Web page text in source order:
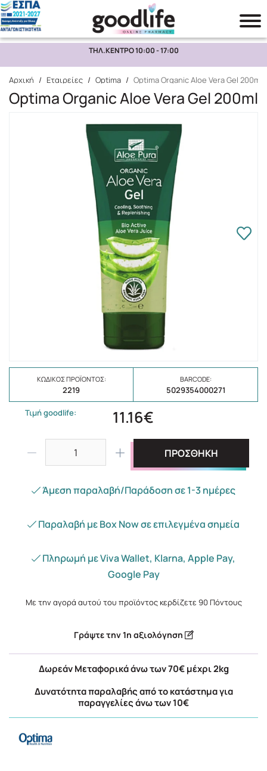
Αναζήτηση
ΤΗΛ.ΚΕΝΤΡΟ 10:00 - 17:00
Αρχική / Εταιρείες / Optima / Optima Organic Aloe Vera Gel 200ml
Optima Organic Aloe Vera Gel 200ml
ΚΩΔΙΚΌΣ ΠΡΟΪΌΝΤΟΣ:
2219
BARCODE:
5029354000271
Τιμή goodlife: 11.16€
ΠΡΟΣΘΗΚΗ
Άμεση παραλαβή/Παράδοση σε 1-3 ημέρες
Παραλαβή με Box Now σε επιλεγμένα σημεία
Πληρωμή με Viva Wallet, Klarna, Apple Pay,
Google Pay
Με την αγορά αυτού του προϊόντος κερδίζετε 90 Πόντους
Γράψτε την 1η αξιολόγηση
Δωρεάν Μεταφορικά άνω των 70€ μέχρι 2kg
Δυνατότητα παραλαβής από το κατάστημα για
παραγγελίες άνω των 10€